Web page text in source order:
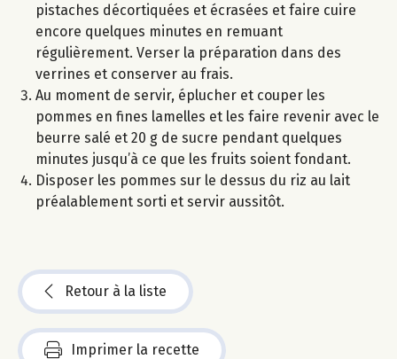
pistaches décortiquées et écrasées et faire cuire
encore quelques minutes en remuant
régulièrement. Verser la préparation dans des
verrines et conserver au frais.
Au moment de servir, éplucher et couper les
pommes en fines lamelles et les faire revenir avec le
beurre salé et 20 g de sucre pendant quelques
minutes jusqu’à ce que les fruits soient fondant.
Disposer les pommes sur le dessus du riz au lait
préalablement sorti et servir aussitôt.
Retour à la liste
Imprimer la recette